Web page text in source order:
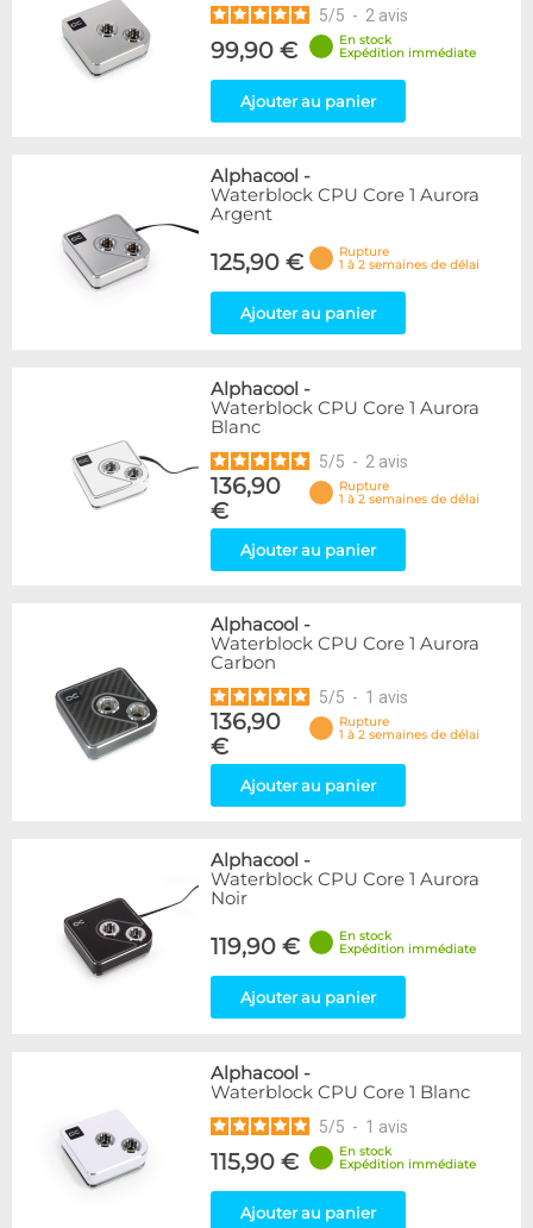
5/5 - 2 avis
99,90 €
En stock
Expédition immédiate
Ajouter au panier
Alphacool -
Waterblock CPU Core 1 Aurora
Argent
125,90 €
Rupture
1 à 2 semaines de délai
Ajouter au panier
Alphacool -
Waterblock CPU Core 1 Aurora
Blanc
5/5 - 2 avis
136,90
€
Rupture
1 à 2 semaines de délai
Ajouter au panier
Alphacool -
Waterblock CPU Core 1 Aurora
Carbon
5/5 - 1 avis
136,90
€
Rupture
1 à 2 semaines de délai
Ajouter au panier
Alphacool -
Waterblock CPU Core 1 Aurora
Noir
119,90 €
En stock
Expédition immédiate
Ajouter au panier
Alphacool -
Waterblock CPU Core 1 Blanc
5/5 - 1 avis
115,90 €
En stock
Expédition immédiate
Ajouter au panier